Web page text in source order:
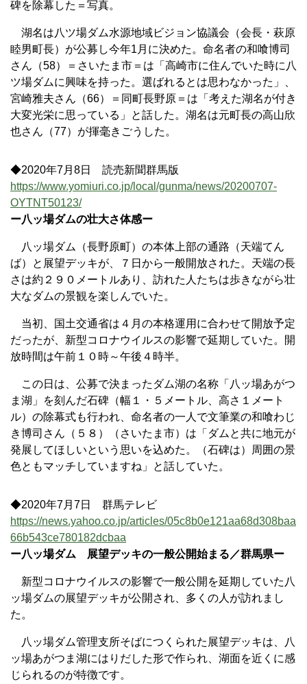
碑を除幕した＝写真。
湖名は八ツ場ダム水源地域ビジョン協議会（会長・萩原
睦男町長）が公募し今年1月に決めた。命名者の和喰博司
さん（58）＝さいたま市＝は「高崎市に住んでいた時に八
ツ場ダムに興味を持った。選ばれるとは思わなかった」、
宮崎雅夫さん（66）＝同町長野原＝は「考えた湖名が付き
大変光栄に思っている」と話した。湖名は元町長の高山欣
也さん（77）が揮毫きごうした。
◆2020年7月8日 読売新聞群馬版
https://www.yomiuri.co.jp/local/gunma/news/20200707-
OYTNT50123/
ー八ッ場ダムの壮大さ体感ー
八ッ場ダム（長野原町）の本体上部の通路（天端てん
ば）と展望デッキが、７日から一般開放された。天端の長
さは約２９０メートルあり、訪れた人たちは歩きながら壮
大なダムの景観を楽しんでいた。
当初、国土交通省は４月の本格運用に合わせて開放予定
だったが、新型コロナウイルスの影響で延期していた。開
放時間は午前１０時～午後４時半。
この日は、公募で決まったダム湖の名称「八ッ場あがつ
ま湖」を刻んだ石碑（幅１・５メートル、高さ１メート
ル）の除幕式も行われ、命名者の一人で文筆業の和喰わじ
き博司さん（５８）（さいたま市）は「ダムと共に地元が
発展してほしいという思いを込めた。（石碑は）周囲の景
色ともマッチしていますね」と話していた。
◆2020年7月7日 群馬テレビ
https://news.yahoo.co.jp/articles/05c8b0e121aa68d308baa
66b543ce780182dcbaa
ー八ッ場ダム 展望デッキの一般公開始まる／群馬県ー
新型コロナウイルスの影響で一般公開を延期していた八
ッ場ダムの展望デッキが公開され、多くの人が訪れまし
た。
八ッ場ダム管理支所そばにつくられた展望デッキは、八
ッ場あがつま湖にはりだした形で作られ、湖面を近くに感
じられるのが特徴です。